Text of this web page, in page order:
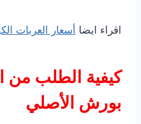
اقراء ايضا أسعار العربات
كيفية الطلب من
بورش الأصلي